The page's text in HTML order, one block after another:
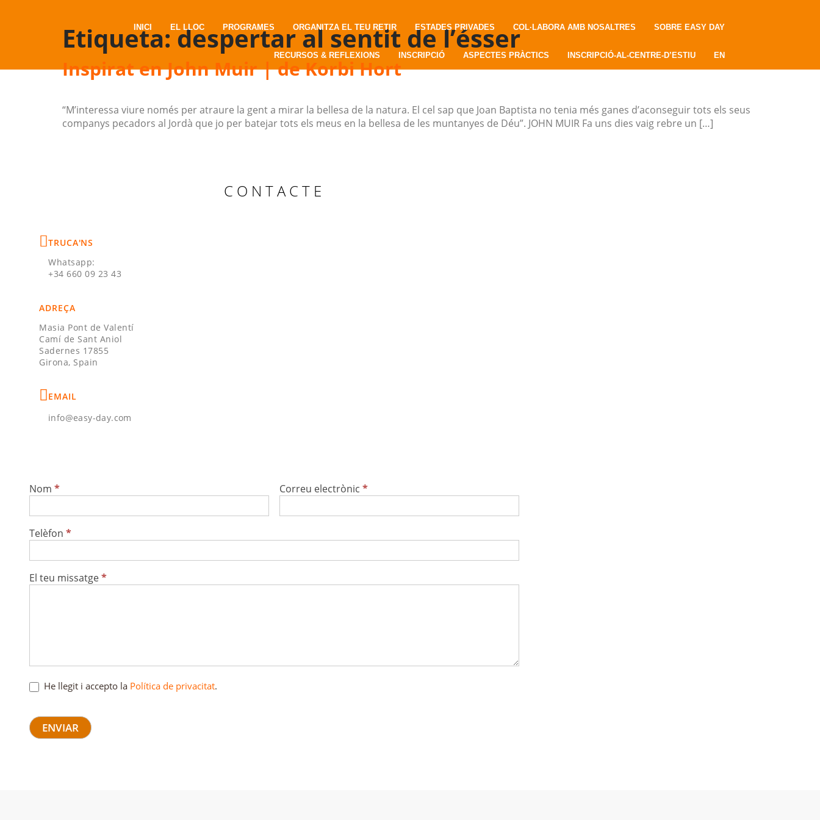
INICI EL LLOC PROGRAMES ORGANITZA EL TEU RETIR ESTADES PRIVADES COL·LABORA AMB NOSALTRES SOBRE EASY DAY
RECURSOS & REFLEXIONS INSCRIPCIÓ ASPECTES PRÀCTICS INSCRIPCIÓ-AL-CENTRE-D’ESTIU EN
Etiqueta:despertar al sentit de l’ésser
Inspirat en John Muir | de Korbi Hort
“M’interessa viure només per atraure la gent a mirar la bellesa de la natura. El cel sap que Joan Baptista no tenia més ganes d’aconseguir tots els seus
companys pecadors al Jordà que jo per batejar tots els meus en la bellesa de les muntanyes de Déu”. JOHN MUIR Fa uns dies vaig rebre un […]
CONTACTE
TRUCA'NS
Whatsapp:
+34 660 09 23 43
ADREÇA
Masia Pont de Valentí
Camí de Sant Aniol
Sadernes 17855
Girona, Spain
EMAIL
info@easy-day.com
Contacte
Nom * Correu electrònic *
Telèfon *
El teu missatge*
He llegit i accepto la Política de privacitat.
ENVIAR